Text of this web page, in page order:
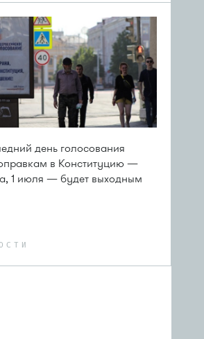
день голосования
в Конституцию —
1 июля — будет выходным